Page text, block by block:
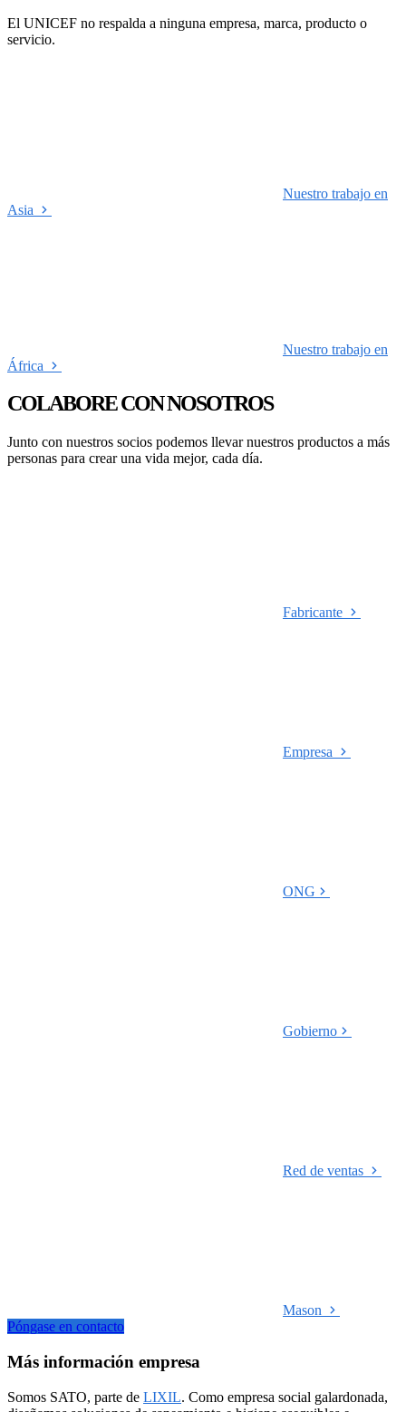
El UNICEF no respalda a ninguna empresa, marca, producto o
servicio.
Nuestro trabajo en
Asia
Nuestro trabajo en
África
COLABORE CON NOSOTROS
Junto con nuestros socios podemos llevar nuestros productos a más
personas para crear una vida mejor, cada día.
Fabricante
Empresa
ONG
Gobierno
Red de ventas
Mason
Póngase en contacto
Más información empresa
Somos SATO, parte de LIXIL. Como empresa social galardonada,